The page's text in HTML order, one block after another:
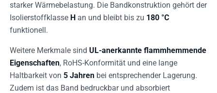
starker Wärmebelastung. Die Bandkonstruktion gehört der
Isolierstoffklasse H an und bleibt bis zu 180 °C
funktionell.
Weitere Merkmale sind UL-anerkannte flammhemmende
Eigenschaften, RoHS-Konformität und eine lange
Haltbarkeit von 5 Jahren bei entsprechender Lagerung.
Zudem ist das Band bedruckbar und absorbiert